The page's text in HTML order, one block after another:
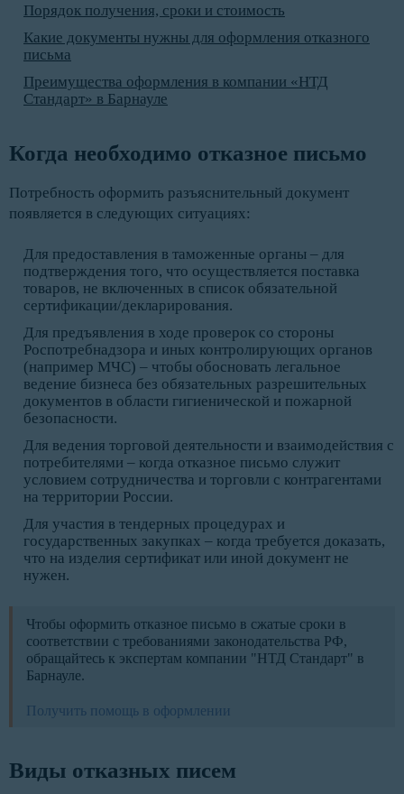
Порядок получения, сроки и стоимость
Какие документы нужны для оформления отказного
письма
Преимущества оформления в компании «НТД
Стандарт» в Барнауле
Когда необходимо отказное письмо
Потребность оформить разъяснительный документ
появляется в следующих ситуациях:
Для предоставления в таможенные органы – для
подтверждения того, что осуществляется поставка
товаров, не включенных в список обязательной
сертификации/декларирования.
Для предъявления в ходе проверок со стороны
Роспотребнадзора и иных контролирующих органов
(например МЧС) – чтобы обосновать легальное
ведение бизнеса без обязательных разрешительных
документов в области гигиенической и пожарной
безопасности.
Для ведения торговой деятельности и взаимодействия с
потребителями – когда отказное письмо служит
условием сотрудничества и торговли с контрагентами
на территории России.
Для участия в тендерных процедурах и
государственных закупках – когда требуется доказать,
что на изделия сертификат или иной документ не
нужен.
Чтобы оформить отказное письмо в сжатые сроки в
соответствии с требованиями законодательства РФ,
обращайтесь к экспертам компании "НТД Стандарт" в
Барнауле.
Получить помощь в оформлении
Виды отказных писем